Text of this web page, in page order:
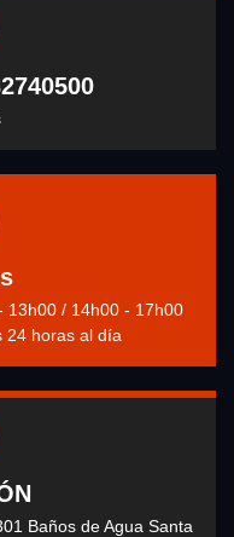
13h00 / 14h00 - 17h00
24 horas al día
Baños de Agua Santa